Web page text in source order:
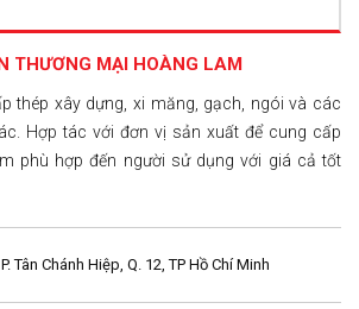
THƯƠNG MẠI HOÀNG LAM
thép xây dựng, xi măng, gạch, ngói và các
Hợp tác với đơn vị sản xuất để cung cấp
phù hợp đến người sử dụng với giá cả tốt
Tân Chánh Hiệp, Q. 12, TP Hồ Chí Minh